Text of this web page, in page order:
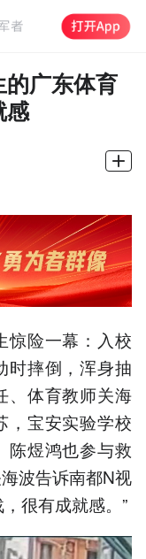
广东体育
感
惊险一幕：入校
时摔倒，浑身抽
、体育教师关海
，宝安实验学校
陈煜鸿也参与救
波告诉南都N视
很有成就感。”